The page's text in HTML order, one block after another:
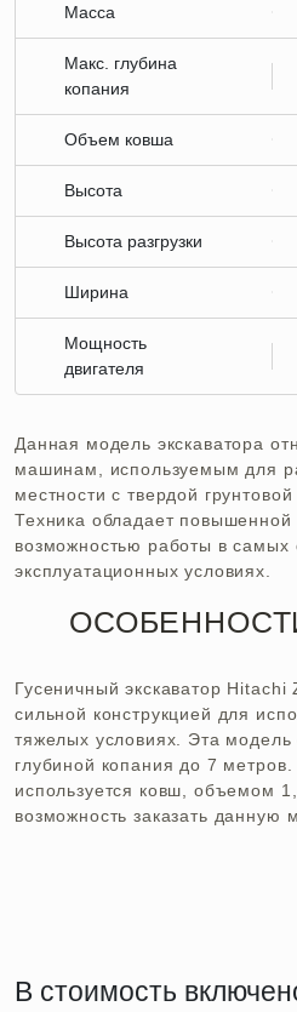
Масса
Макс. глубина
копания
Объем ковша
Высота
Высота разгрузки
Ширина
Мощность
двигателя
Данная модель экскаватора
машинам, используемым для
местности с твердой
Техника обладает
возможностью работы в самых
эксплуатационных условиях.
Гусеничный экскаватор Hitachi
сильной конструкцией для
тяжелых условиях. Эта модель
глубиной копания до 7
используется ковш, объемом
возможность заказать данную
В стоимость